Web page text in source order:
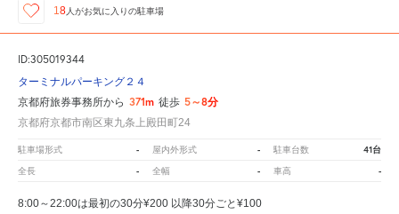
18人がお気に入りの駐車場
ID:305019344
ターミナルパーキング２４
京都府旅券事務所から 371m 徒歩 5～8分
京都府京都市南区東九条上殿田町24
駐車場形式 - 屋内外形式 - 駐車台数 41台
全長 - 全幅 - 車高 -
8:00～22:00は最初の30分¥200 以降30分ごと¥100